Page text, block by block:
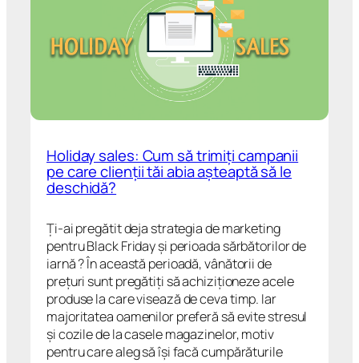
Holiday sales: Cum să trimiți campanii
pe care clienții tăi abia așteaptă să le
deschidă?
Ți-ai pregătit deja strategia de marketing
pentru Black Friday și perioada sărbătorilor de
iarnă ? În această perioadă, vânătorii de
prețuri sunt pregătiți să achiziționeze acele
produse la care visează de ceva timp. Iar
majoritatea oamenilor preferă să evite stresul
și cozile de la casele magazinelor, motiv
pentru care aleg să își facă cumpărăturile